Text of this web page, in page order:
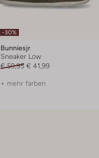
-30%
Bunniesjr
Sneaker Low
€ 59,95 € 41,99
+ mehr farben